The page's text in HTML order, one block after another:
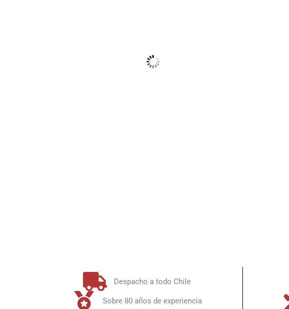
Despacho a todo Chile
Sobre 80 años de experiencia